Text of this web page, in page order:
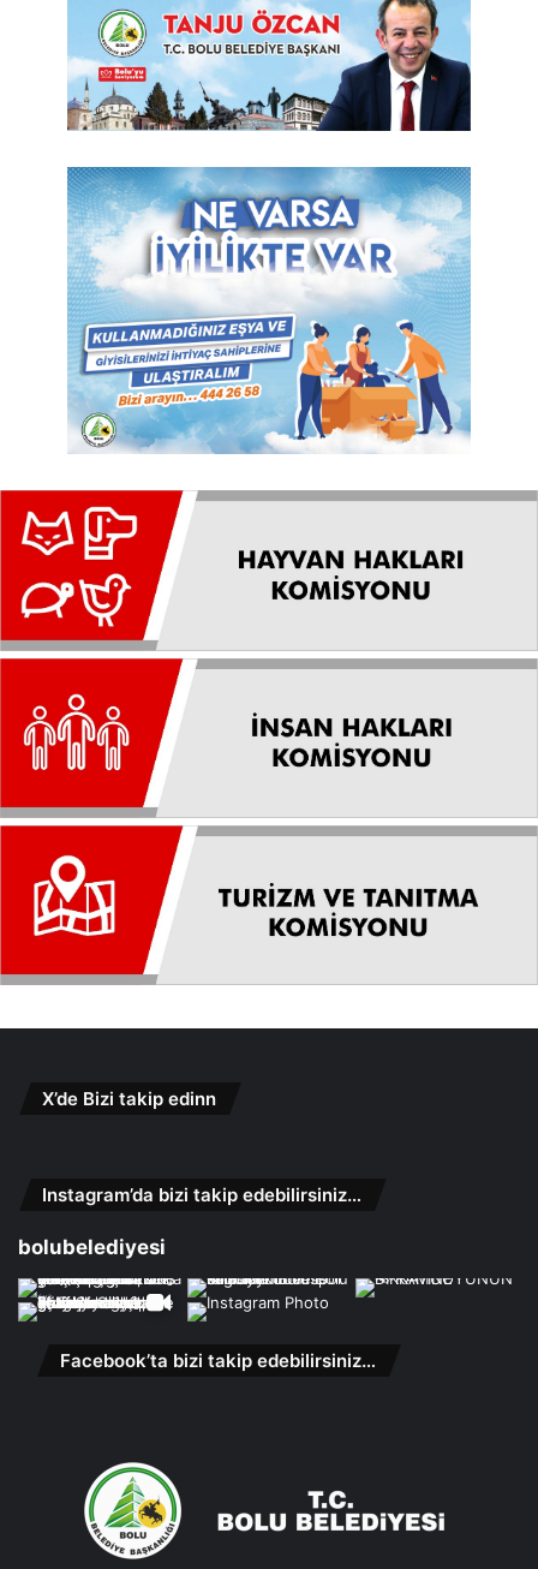
X’de Bizi takip edinn
Instagram’da bizi takip edebilirsiniz…
bolubelediyesi
Facebook’ta bizi takip edebilirsiniz…